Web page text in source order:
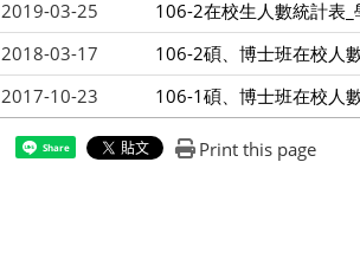
2019-03-25
106-2在校生人數統計表_
2018-03-17
106-2碩、博士班在校人
2017-10-23
106-1碩、博士班在校人
Share Print this page